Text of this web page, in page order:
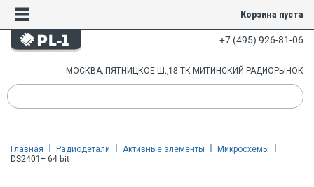
Корзина пуста
+7 (495) 926-81-06
МОСКВА, ПЯТНИЦКОЕ Ш.,18 ТК МИТИНСКИЙ РАДИОРЫНОК
Главная Радиодетали Активные элементы
Микросхемы
DS2401+ 64 bit